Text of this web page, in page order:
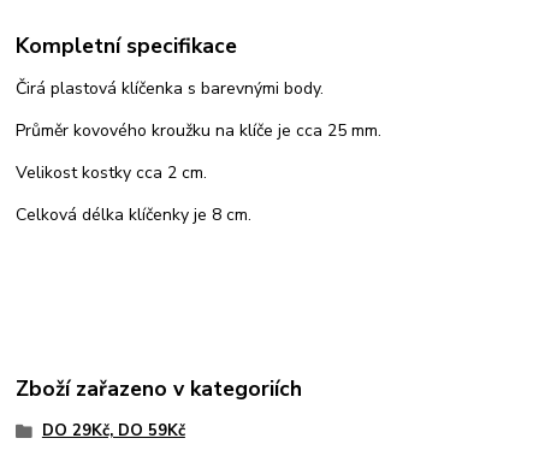
Kompletní specifikace
Čirá plastová klíčenka s barevnými body.
Průměr kovového kroužku na klíče je cca 25 mm.
Velikost kostky cca 2 cm.
Celková délka klíčenky je 8 cm.
Zboží zařazeno v kategoriích
DO 29Kč, DO 59Kč